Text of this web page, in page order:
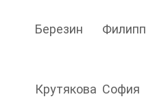
Березин Филипп
Крутякова София